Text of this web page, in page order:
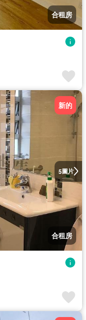
合租房
5圖片
新的
合租房